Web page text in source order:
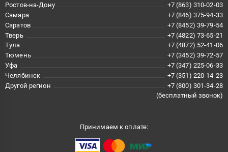
Ростов-на-Дону
+7 (863) 310-02-03
Самара
+7 (846) 375-94-33
Саратов
+7 (8452) 39-79-54
Тверь
+7 (4822) 73-65-21
Тула
+7 (4872) 52-41-06
Тюмень
+7 (3452) 39-72-57
Уфа
+7 (347) 225-06-33
Челябинск
+7 (351) 220-14-23
Другой регион
+7 (800) 301-34-28
(бесплатный звонок)
Принимаем к оплате: